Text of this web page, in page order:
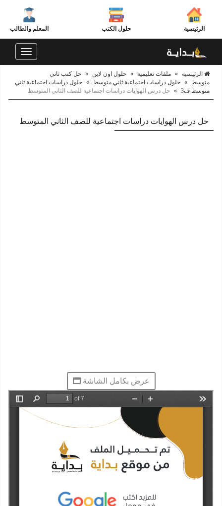
الرئيسية حلول الكتب المعلم والطالب
Toggle
الرئيسية » ملفات تعليمية » حلول اون لاين » حل كتب ثاني
متوسط » حلول دراسات اجتماعية ثاني متوسط » حلول دراسات اجتماعية ثاني
متوسط ف3
» حل درس الهوايات دراسات اجتماعية للصف الثاني المتوسط
حل درس الهوايات دراسات اجتماعية للصف الثاني المتوسط
عرض بكامل الشاشة